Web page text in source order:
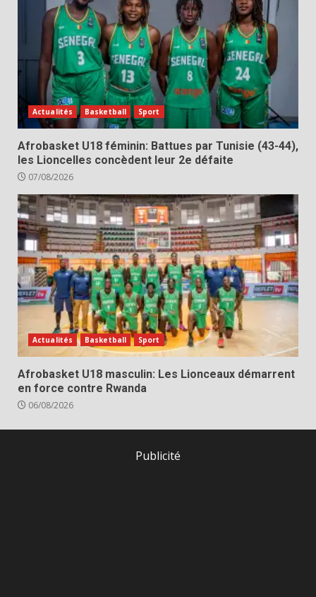
Actualités Basketball Sport
Afrobasket U18 féminin: Battues par Tunisie (43-44),
les Lioncelles concèdent leur 2e défaite
07/08/2026
Actualités Basketball Sport
Afrobasket U18 masculin: Les Lionceaux démarrent
en force contre Rwanda
06/08/2026
Publicité